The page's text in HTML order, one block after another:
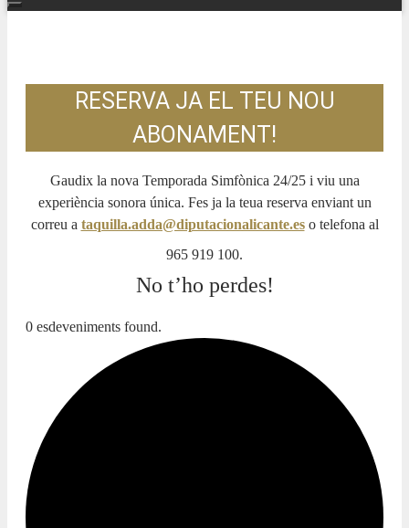
RESERVA JA EL TEU NOU
ABONAMENT!
Gaudix la nova Temporada Simfònica 24/25 i viu una
experiència sonora única. Fes ja la teua reserva enviant un
correu a taquilla.adda@diputacionalicante.eso telefona al
965 919 100.
No t’ho perdes!
0 esdeveniments found.